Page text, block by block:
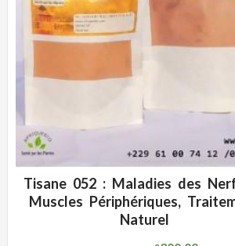
ADD WISHLIST
Tisane 052 : Maladies des
Muscles Périphériques,
Naturel